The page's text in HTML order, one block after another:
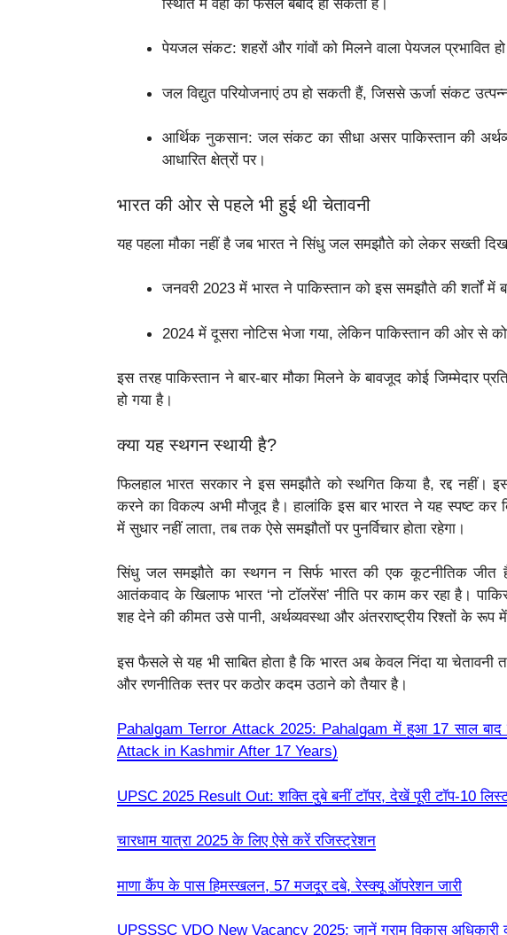
स्थिति में वहां की फसलें बर्बाद हो सकती हैं।
पेयजल संकट: शहरों और गांवों को मिलने वाला पेयजल प्रभावित
जल विद्युत परियोजनाएं ठप हो सकती हैं, जिससे ऊर्जा संकट उत्पन्न
आर्थिक नुकसान: जल संकट का सीधा असर पाकिस्तान की
आधारित क्षेत्रों पर।
भारत की ओर से पहले भी हुई थी चेतावनी
यह पहला मौका नहीं है जब भारत ने सिंधु जल समझौते को लेकर सख्ती
जनवरी 2023 में भारत ने पाकिस्तान को इस समझौते की शर्तों में
2024 में दूसरा नोटिस भेजा गया, लेकिन पाकिस्तान की ओर से
इस तरह पाकिस्तान ने बार-बार मौका मिलने के बावजूद कोई जिम्मेदार
हो गया है।
क्या यह स्थगन स्थायी है?
फिलहाल भारत सरकार ने इस समझौते को स्थगित किया है, रद्द नहीं।
करने का विकल्प अभी मौजूद है। हालांकि इस बार भारत ने यह स्पष्ट कर
में सुधार नहीं लाता, तब तक ऐसे समझौतों पर पुनर्विचार होता रहेगा।
सिंधु जल समझौते का स्थगन न सिर्फ भारत की एक कूटनीतिक
आतंकवाद के खिलाफ भारत ‘नो टॉलरेंस’ नीति पर काम कर रहा है।
शह देने की कीमत उसे पानी, अर्थव्यवस्था और अंतरराष्ट्रीय रिश्तों के रूप
इस फैसले से यह भी साबित होता है कि भारत अब केवल निंदा या चेतावनी
और रणनीतिक स्तर पर कठोर कदम उठाने को तैयार है।
Pahalgam Terror Attack 2025: Pahalgam में हुआ 17 साल
Attack in Kashmir After 17 Years)
UPSC 2025 Result Out: शक्ति दुबे बनीं टॉपर, देखें पूरी टॉप-10 लिस्ट
चारधाम यात्रा 2025 के लिए ऐसे करें रजिस्ट्रेशन
माणा कैंप के पास हिमस्खलन, 57 मजदूर दबे, रेस्क्यू ऑपरेशन जारी
UPSSSC VDO New Vacancy 2025: जानें ग्राम विकास अधिकारी